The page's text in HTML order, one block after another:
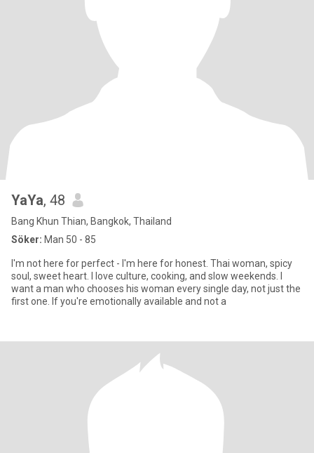
YaYa, 48
Bang Khun Thian, Bangkok, Thailand
Söker: Man 50 - 85
I'm not here for perfect - I'm here for honest. Thai woman, spicy
soul, sweet heart. I love culture, cooking, and slow weekends. I
want a man who chooses his woman every single day, not just the
first one. If you're emotionally available and not a